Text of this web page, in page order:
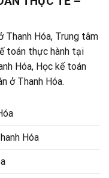
Hóa, Trung tâm
toán thực hành tại
Hóa, Học kế toán
ở Thanh Hóa.
Hóa